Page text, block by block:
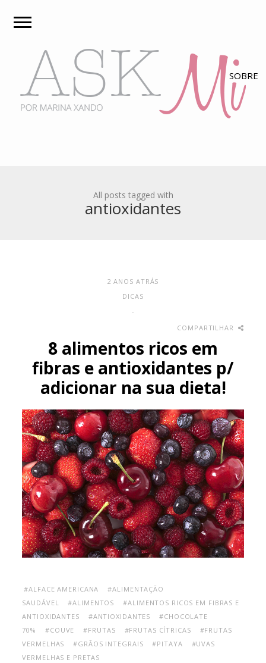
All posts tagged with
antioxidantes
2 ANOS ATRÁS
DICAS
-
COMPARTILHAR
8 alimentos ricos em
fibras e antioxidantes p/
adicionar na sua dieta!
#ALFACE AMERICANA
#ALIMENTAÇÃO
SAUDÁVEL
#ALIMENTOS
#ALIMENTOS RICOS EM FIBRAS E
ANTIOXIDANTES
#ANTIOXIDANTES
#CHOCOLATE
70%
#COUVE #FRUTAS #FRUTAS CÍTRICAS
#FRUTAS
VERMELHAS
#GRÃOS INTEGRAIS #PITAYA
#UVAS
VERMELHAS E PRETAS